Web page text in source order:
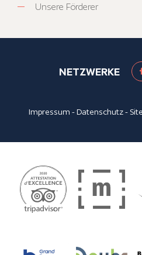
Unsere Förderer
NETZWERKE
Impressum -Datenschutz-